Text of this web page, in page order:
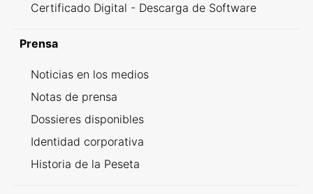
Certificado Digital - Descarga de Software
Prensa
Noticias en los medios
Notas de prensa
Dossieres disponibles
Identidad corporativa
Historia de la Peseta